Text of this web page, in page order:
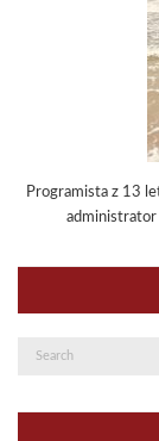
Programista z 13
Search